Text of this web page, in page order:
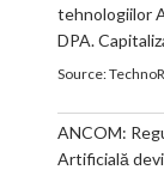
tehnologiilor
DPA.
Source:
ANCOM:
Artificială